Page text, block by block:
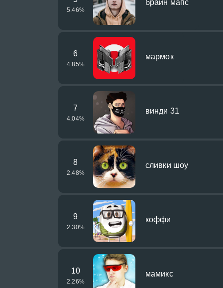
5.46%
брайн мапс
6
4.85%
мармок
7
4.04%
винди 31
8
2.48%
сливки шоу
9
2.30%
коффи
10
2.26%
мамикс